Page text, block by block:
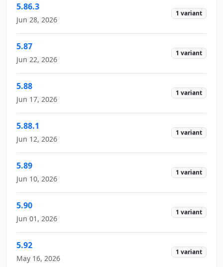
5.86.3
Jun 28, 2026
1 variant
5.87
Jun 22, 2026
1 variant
5.88
Jun 17, 2026
1 variant
5.88.1
Jun 12, 2026
1 variant
5.89
Jun 10, 2026
1 variant
5.90
Jun 01, 2026
1 variant
5.92
May 16, 2026
1 variant